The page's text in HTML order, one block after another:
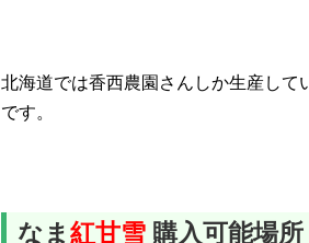
北海道では香西農園さんしか生産し
です。
なま紅甘雪 購入可能場所